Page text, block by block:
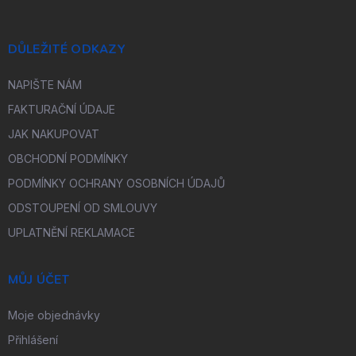
DŮLEŽITÉ ODKAZY
NAPIŠTE NÁM
FAKTURAČNÍ ÚDAJE
JAK NAKUPOVAT
OBCHODNÍ PODMÍNKY
PODMÍNKY OCHRANY OSOBNÍCH ÚDAJŮ
ODSTOUPENÍ OD SMLOUVY
UPLATNĚNÍ REKLAMACE
MŮJ ÚČET
Moje objednávky
Přihlášení